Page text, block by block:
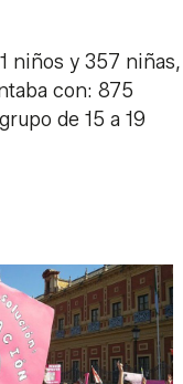
niños y 357 niñas,
con: 875
de 15 a 19